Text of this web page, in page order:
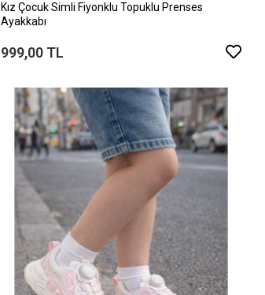
Kız Çocuk Simli Fiyonklu Topuklu Prenses
Ayakkabı
999,00 TL